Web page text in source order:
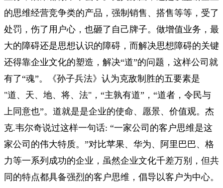
的思维经营竞争类的产品，强制销售、搭售等等，受了
处罚，伤了用户心，也砸了自己牌子。做增值业务，最
大的障碍还是思想认识的障碍，而解决思想障碍的关键
还得靠企业文化的塑造，解决“道”的问题，这样公司就
有了“魂”。《孙子兵法》认为克敌制胜的五要素是
"道、天、地、将、法"，“主孰有道”，“道者，令民与
上同意也”。道就是是企业的使命、愿景、价值观。杰
克.韦尔奇说过这样一句话: “一家公司的客户思维是这
家公司的伟大特质。”对比苹果、华为、阿里巴巴、格
力等一系列成功的企业，虽然企业文化千差万别，但共
同的特点都具备强烈的客户思维，倡导以客户为中心。